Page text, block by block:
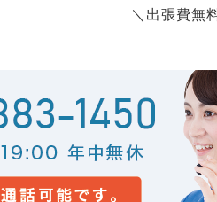
＼出張費無